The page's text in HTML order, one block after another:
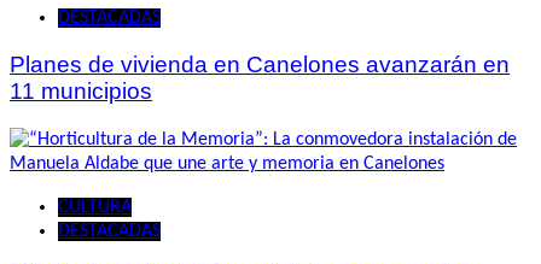
DESTACADAS
Planes de vivienda en Canelones avanzarán en
11 municipios
CULTURA
DESTACADAS